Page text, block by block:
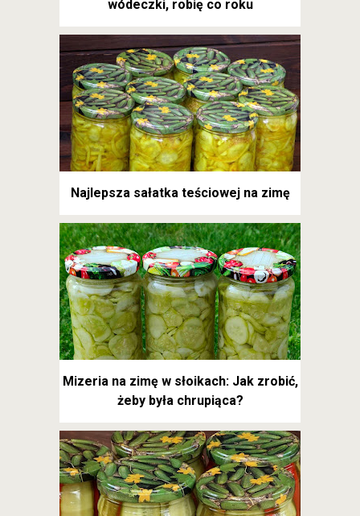
wódeczki, robię co roku
Najlepsza sałatka teściowej na zimę
Mizeria na zimę w słoikach: Jak zrobić,
żeby była chrupiąca?